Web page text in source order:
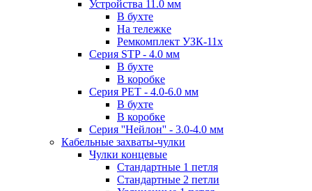
Устройства 11.0 мм
В бухте
На тележке
Ремкомплект УЗК-11х
Серия STP - 4.0 мм
В бухте
В коробке
Серия PET - 4.0-6.0 мм
В бухте
В коробке
Серия ''Нейлон'' - 3.0-4.0 мм
Кабельные захваты-чулки
Чулки концевые
Стандартные 1 петля
Стандартные 2 петли